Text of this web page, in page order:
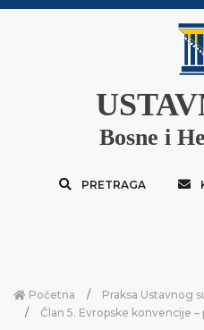
Bosne i
PRETRAGA
Početna
Praksa Ustavnog
Član 5. Evropske konvencije